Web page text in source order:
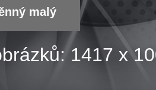
malý
1417 x